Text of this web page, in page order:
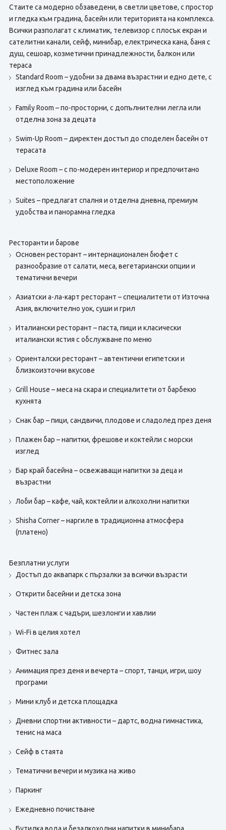
Стаите са модерно обзаведени, в светли цветове, с простор
и гледка към градина, басейн или територията на комплекса.
Всички разполагат с климатик, телевизор с плосък екран и
сателитни канали, сейф, минибар, електрическа кана, баня с
душ, сешоар, козметични принадлежности, балкон или
тераса
Standard Room – удобни за двама възрастни и едно дете, с
изглед към градина или басейн
Family Room – по-просторни, с допълнителни легла или
отделна зона за децата
Swim-Up Room – директен достъп до споделен басейн от
терасата
Deluxe Room – с по-модерен интериор и предпочитано
местоположение
Suites – предлагат спалня и отделна дневна, премиум
удобства и панорамна гледка
Ресторанти и барове
Основен ресторант – интернационален бюфет с
разнообразие от салати, меса, вегетариански опции и
тематични вечери
Азиатски а-ла-карт ресторант – специалитети от Източна
Азия, включително уок, суши и грил
Италиански ресторант – паста, пици и класически
италиански ястия с обслужване по меню
Ориенталски ресторант – автентични египетски и
близкоизточни вкусове
Grill House – меса на скара и специалитети от барбекю
кухнята
Снак бар – пици, сандвичи, плодове и сладолед през деня
Плажен бар – напитки, фрешове и коктейли с морски
изглед
Бар край басейна – освежаващи напитки за деца и
възрастни
Лоби бар – кафе, чай, коктейли и алкохолни напитки
Shisha Corner – наргиле в традиционна атмосфера
(платено)
Безплатни услуги
Достъп до аквапарк с пързалки за всички възрасти
Открити басейни и детска зона
Частен плаж с чадъри, шезлонги и хавлии
Wi-Fi в целия хотел
Фитнес зала
Анимация през деня и вечерта – спорт, танци, игри, шоу
програми
Мини клуб и детска площадка
Дневни спортни активности – дартс, водна гимнастика,
тенис на маса
Сейф в стаята
Тематични вечери и музика на живо
Паркинг
Ежедневно почистване